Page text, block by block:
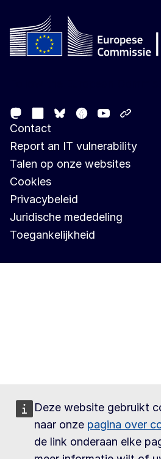
Deze website gebruikt
naar onze pagina over
de link onderaan elke
MastodonLinkedIn
Bluesky
Facebook
Youtube
Contact
Report an IT vulnerability
Talen op onze websites
Cookies
Privacybeleid
Juridische mededeling
Toegankelijkheid